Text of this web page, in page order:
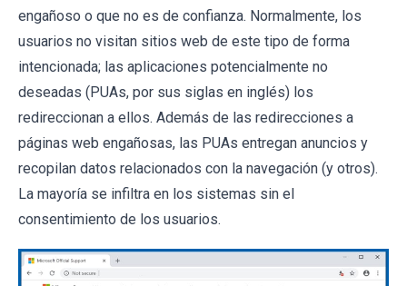
engañoso o que no es de confianza. Normalmente, los
usuarios no visitan sitios web de este tipo de forma
intencionada; las aplicaciones potencialmente no
deseadas (PUAs, por sus siglas en inglés) los
redireccionan a ellos. Además de las redirecciones a
páginas web engañosas, las PUAs entregan anuncios y
recopilan datos relacionados con la navegación (y otros).
La mayoría se infiltra en los sistemas sin el
consentimiento de los usuarios.